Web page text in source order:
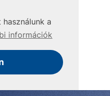
a
információk